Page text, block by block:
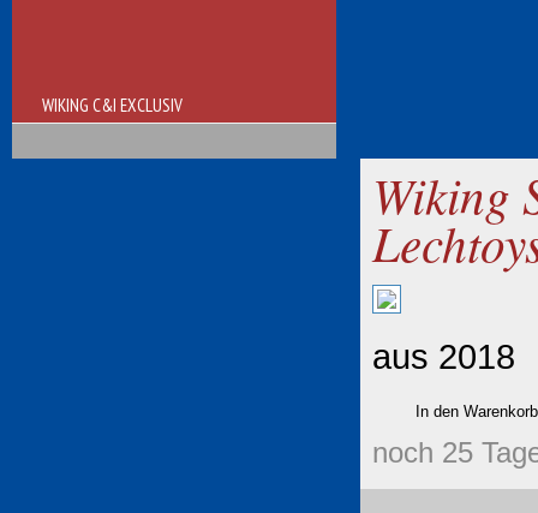
WIKING C&I EXCLUSIV
Wiking
aus 2018
noch 25